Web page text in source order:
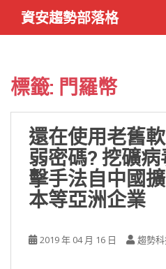
i
資安趨勢部落格
標籤: 門羅幣
還在使用老舊
弱密碼? 挖礦
擊手法自中國
本等亞洲企業
2019 年 04 月 16 日 趨勢